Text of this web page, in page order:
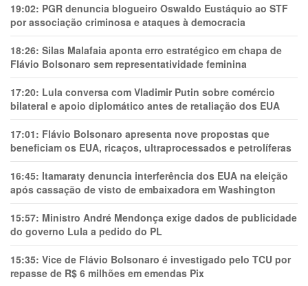
19:02: PGR denuncia blogueiro Oswaldo Eustáquio ao STF
por associação criminosa e ataques à democracia
18:26: Silas Malafaia aponta erro estratégico em chapa de
Flávio Bolsonaro sem representatividade feminina
17:20: Lula conversa com Vladimir Putin sobre comércio
bilateral e apoio diplomático antes de retaliação dos EUA
17:01: Flávio Bolsonaro apresenta nove propostas que
beneficiam os EUA, ricaços, ultraprocessados e petrolíferas
16:45: Itamaraty denuncia interferência dos EUA na eleição
após cassação de visto de embaixadora em Washington
15:57: Ministro André Mendonça exige dados de publicidade
do governo Lula a pedido do PL
15:35: Vice de Flávio Bolsonaro é investigado pelo TCU por
repasse de R$ 6 milhões em emendas Pix